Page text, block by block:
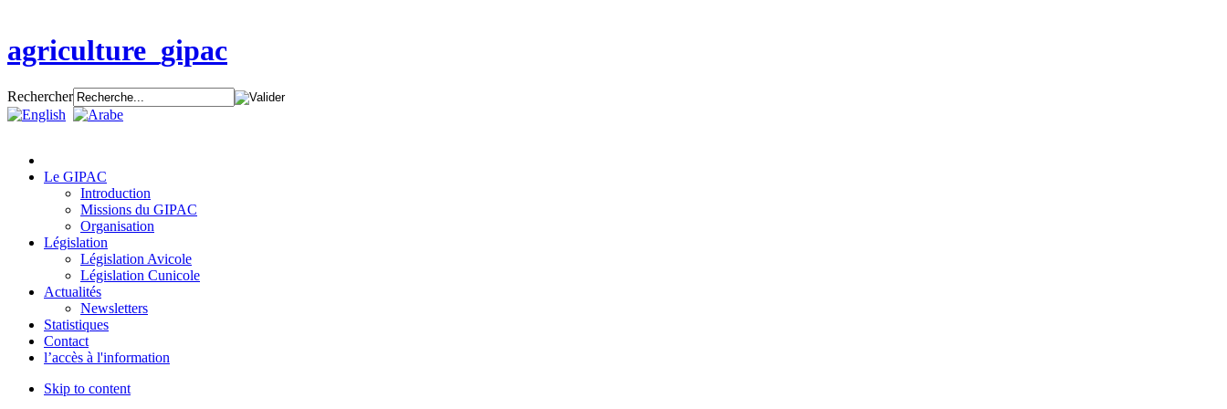
agriculture_gipac
Rechercher
Le GIPAC
Introduction
Missions du GIPAC
Organisation
Législation
Législation Avicole
Législation Cunicole
Actualités
Newsletters
Statistiques
Contact
l’accès à l'information
Skip to content